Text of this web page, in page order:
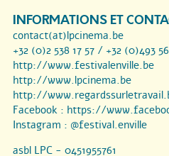
INFORMATIONS ET
contact(at)lpcinema.be
+32 (0)2 538 17 57 / +32 (0)493
http://www.festivalenville.be
http://www.lpcinema.be
http://
Facebook : https://
Instagram : @festival.enville
asbl LPC - 0451955761